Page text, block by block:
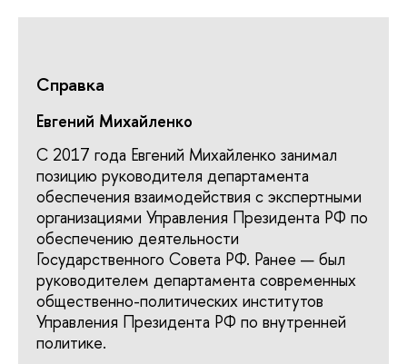
Справка
Евгений Михайленко
С 2017 года Евгений Михайленко занимал
позицию руководителя департамента
обеспечения взаимодействия с экспертными
организациями Управления Президента РФ по
обеспечению деятельности
Государственного Совета РФ. Ранее — был
руководителем департамента современных
общественно-политических институтов
Управления Президента РФ по внутренней
политике.